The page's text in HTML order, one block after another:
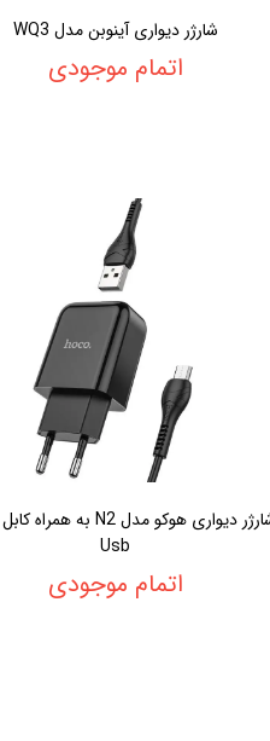
شارژر دیواری آینوبن مدل WQ3
اتمام موجودی
Usb
اتمام موجودی